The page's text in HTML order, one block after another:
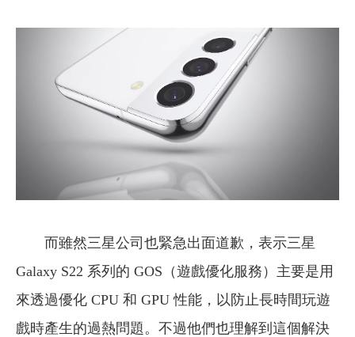
而雖然三星公司也緊急出面道歉，表示三星
Galaxy S22 系列的 GOS（遊戲優化服務）主要是用
來透過優化 CPU 和 GPU 性能，以防止長時間玩遊
戲時產生的過熱問題。不過他們也理解到這個解決